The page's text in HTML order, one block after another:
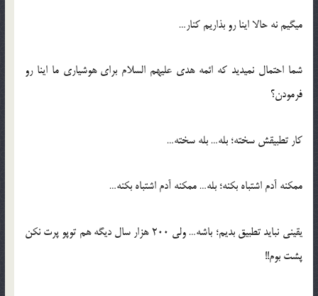
میگیم نه حالا اینا رو بذاریم کنار…
شما احتمال نمیدید که ائمه هدی علیهم السلام برای هوشیاری ما اینا رو
فرمودن؟
کار تطبیقش سخته؛ بله… بله سخته…
ممکنه آدم اشتباه بکنه؛ بله… ممکنه آدم اشتباه بکنه…
یقینی نباید تطبیق بدیم؛ باشه… ولی 200 هزار سال دیگه هم توپو پرت نکن
پشت بوم!!